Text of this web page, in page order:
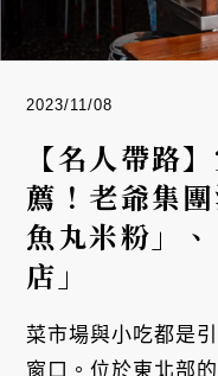
2023/11/08
【名人帶路
薦！老爺集
魚丸米粉」
店」
菜市場與小吃都是
窗口。位於東北部